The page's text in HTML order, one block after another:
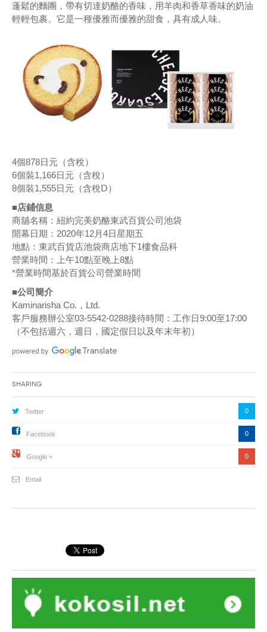
蓬鬆的麵團，帶有切達奶酪的香味，用羊肉和香草香味的奶油
輕輕包裹。它是一種優雅而優雅的甜食，具有成人味。
4個878日元（含稅）
6個裝1,166日元（含稅）
8個裝1,555日元（含稅Ⅾ）
■店鋪信息
商舖名稱：紐約完美奶酪東武百貨公司池袋
開幕日期：2020年12月4日星期五
地點：東武百貨店池袋商店地下1樓食品科
營業時間：上午10點至晚上8點
*營業時間基於百貨公司營業時間
■公司簡介
Kaminarisha Co.，Ltd.
客戶服務辦公室03-5542-0288接待時間：工作日9:00至17:00
（不包括週六，週日，國定假日以及年末年初）
Sharing
Twitter 0
Facebook 0
Google + 0
Email